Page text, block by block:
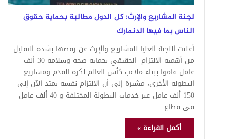
لجنة المشاريع والإرث: كل الدول مطالبة بحماية حقوق
الناس بما فيها الدنمارك
أعلنت اللجنة العليا للمشاريع والإرث عن رفضها بشدة التقليل
من أهمية الالتزام الحقيقي بحماية صحة وسلامة 30 ألف
عامل قاموا ببناء ملاعب كأس العالم لكرة القدم ومشاريع
البطولة الأخرى، مشيرة إلى أن الالتزام نفسه يمتد الآن إلى
150 ألف عامل عبر خدمات البطولة المختلفة و 40 ألف عامل
في قطاع…
أكمل القراءة »